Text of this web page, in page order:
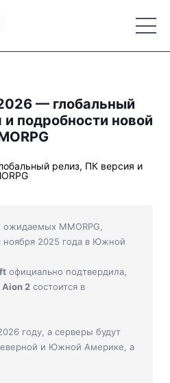
Online
2
of Warcraft
Online
Dynasty
Online
2
Aion
RF Online
games
— глобальный
подробности новой
MMORPG,
ноября 2025 года в Южной
официально подтвердила,
Aion 2 состоится в
году, а серверы будут
и Южной Америке, а